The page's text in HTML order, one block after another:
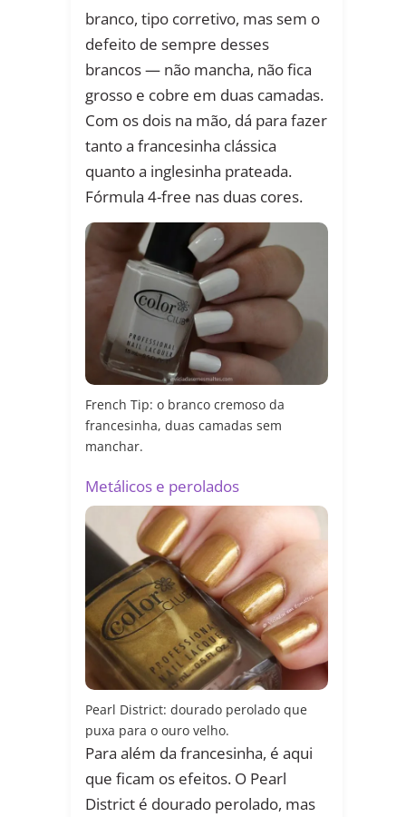
branco, tipo corretivo, mas sem o
defeito de sempre desses
brancos — não mancha, não fica
grosso e cobre em duas camadas.
Com os dois na mão, dá para fazer
tanto a francesinha clássica
quanto a inglesinha prateada.
Fórmula 4-free nas duas cores.
French Tip: o branco cremoso da
francesinha, duas camadas sem
manchar.
Metálicos e perolados
Pearl District: dourado perolado que
puxa para o ouro velho.
Para além da francesinha, é aqui
que ficam os efeitos. O Pearl
District é dourado perolado, mas